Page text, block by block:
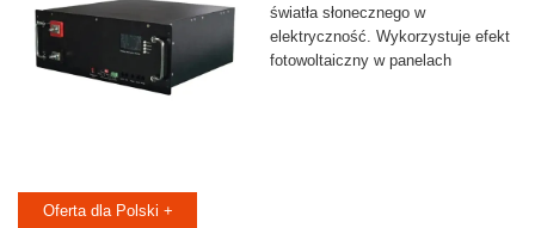
światła słonecznego w
elektryczność. Wykorzystuje efekt
fotowoltaiczny w panelach
Oferta dla Polski +